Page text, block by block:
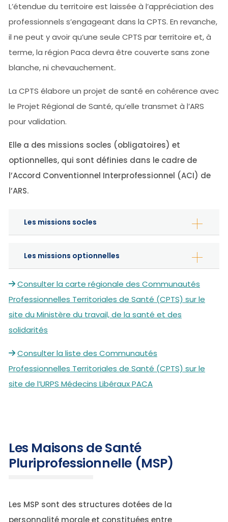
L’étendue du territoire est laissée à l’appréciation des
professionnels s’engageant dans la CPTS. En revanche,
il ne peut y avoir qu’une seule CPTS par territoire et, à
terme, la région Paca devra être couverte sans zone
blanche, ni chevauchement.
La CPTS élabore un projet de santé en cohérence avec
le Projet Régional de Santé, qu’elle transmet à l’ARS
pour validation.
Elle a des missions socles (obligatoires) et
optionnelles, qui sont définies dans le cadre de
l’Accord Conventionnel Interprofessionnel (ACI) de
l’ARS.
Les missions socles
Les missions optionnelles
Consulter la carte régionale des Communautés
Professionnelles Territoriales de Santé (CPTS) sur le
site du Ministère du travail, de la santé et des
solidarités
Consulter la liste des Communautés
Professionnelles Territoriales de Santé (CPTS) sur le
site de l’URPS Médecins Libéraux PACA
Les Maisons de Santé
Pluriprofessionnelle (MSP)
Les MSP sont des structures dotées de la
personnalité morale et constituées entre